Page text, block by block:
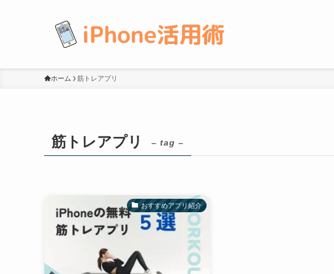
ホーム 筋トレアプリ
筋トレアプリ – tag –
おすすめアプリ紹介